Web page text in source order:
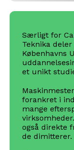
Særligt for
Teknika
Københavns
et unikt
forankret i
mange
også direkte
de dimitterer.